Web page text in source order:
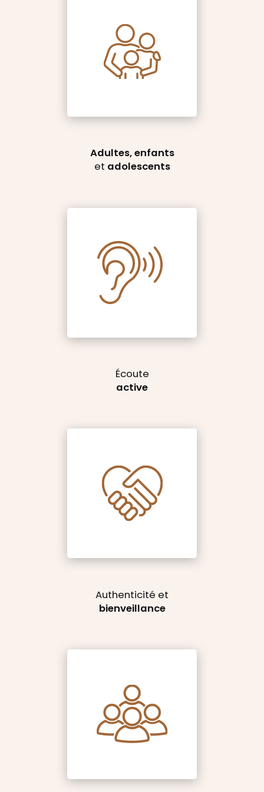
Adultes, enfants
et adolescents
Écoute
active
Authenticité et
bienveillance